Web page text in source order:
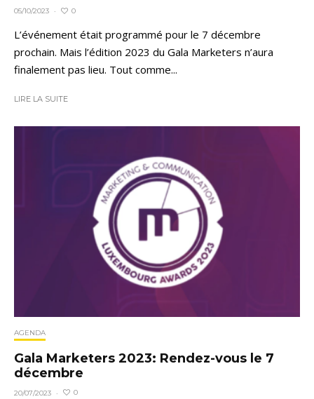
05/10/2023 · 0
L’événement était programmé pour le 7 décembre
prochain. Mais l’édition 2023 du Gala Marketers n’aura
finalement pas lieu. Tout comme...
LIRE LA SUITE
AGENDA
Gala Marketers 2023: Rendez-vous le 7
décembre
20/07/2023 · 0